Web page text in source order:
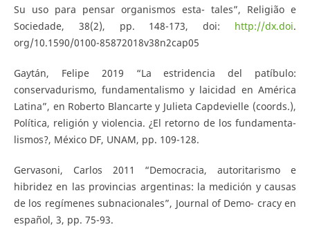
Su uso para pensar organismos esta- tales”, Religião e
Sociedade, 38(2), pp. 148-173, doi: http://dx.doi.
org/10.1590/0100-85872018v38n2cap05
Gaytán, Felipe 2019 “La estridencia del patíbulo:
conservadurismo, fundamentalismo y laicidad en América
Latina”, en Roberto Blancarte y Julieta Capdevielle (coords.),
Política, religión y violencia. ¿El retorno de los fundamenta-
lismos?, México DF, UNAM, pp. 109-128.
Gervasoni, Carlos 2011 “Democracia, autoritarismo e
hibridez en las provincias argentinas: la medición y causas
de los regímenes subnacionales”, Journal of Demo- cracy en
español, 3, pp. 75-93.